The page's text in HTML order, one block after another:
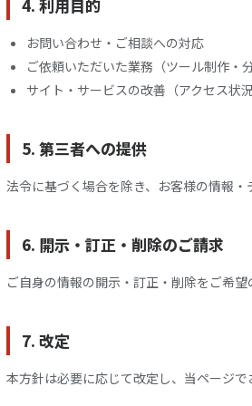
4. 利用目的
お問い合わせ・ご相談への対応
ご依頼いただいた業務（ツール制作・
サイト・サービスの改善（アクセス状
5. 第三者への提供
法令に基づく場合を除き、お客様の情報・
6. 開示・訂正・削除のご請求
ご自身の情報の開示・訂正・削除をご希
7. 改定
本方針は必要に応じて改定し、当ページで